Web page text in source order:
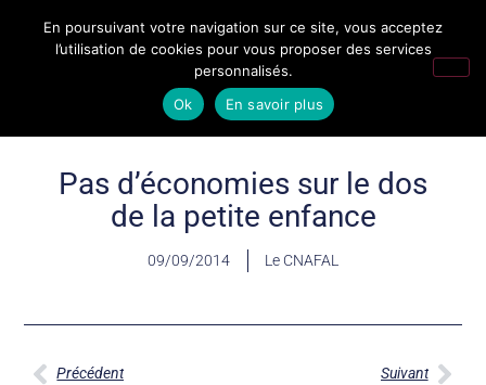
Pas d’économies sur le dos
de la petite enfance
09/09/2014 Le CNAFAL
Précédent Suivant
En poursuivant votre navigation sur ce site, vous acceptez
l’utilisation de cookies pour vous proposer des services
personnalisés.
Ok
En savoir plus